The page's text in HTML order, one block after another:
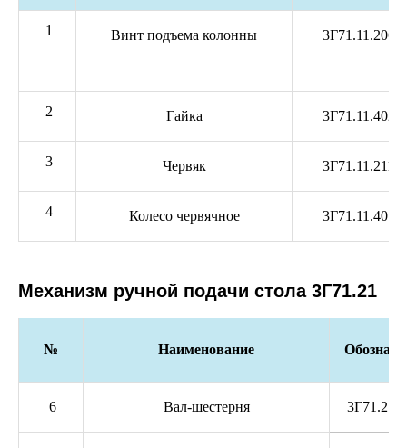
1 Винт подъема колонны 3Г71.11.206
2 Гайка 3Г71.11.402
3 Червяк 3Г71.11.211
4 Колесо червячное 3Г71.11.401
Механизм ручной подачи стола 3Г71.21
№ Наименование
6 Вал-шестерня